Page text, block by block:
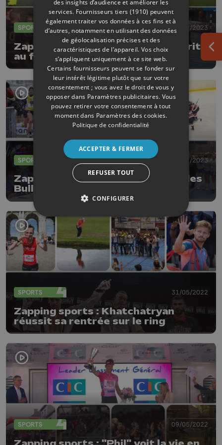
SPORTS 06/02/2023
Zapping sports : le RFC Liège sourit
au foot, pleure au rugby
SPORTS 23/01/2023
Zapping sports : on n'arrête plus les
Bulldogs
SPORTS 31/05/2022
Zapping sports : Khatchatryan
réussit sa rentrée sur le ring
SPORTS 09/05/2022
des insights d’audience et améliorer les
services. Fournisseurs tiers (1910) peuvent
également traiter vos données à ces fins et à
d’autres, notamment en utilisant des données
de géolocalisation précises et des
caractéristiques de l’appareil. Vos choix
s’appliquent uniquement à ce site web.
Certains fournisseurs peuvent se fonder sur
leur intérêt légitime plutôt que sur votre
consentement ; vous avez le droit de vous y
opposer dans Paramètres publicitaires. Vous
pouvez retirer votre consentement à tout
moment dans Paramètres des cookies.
Politique de confidentialité
ACCEPTER & FERMER
REFUSER TOUT
CONFIGURER